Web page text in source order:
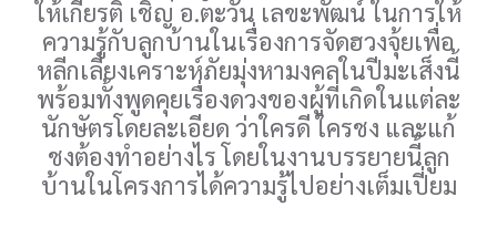
ให้เกียรติ เชิญ อ.ตะวัน เลขะพัฒน์ ในการให้
ความรู้กับลูกบ้านในเรื่องการจัดฮวงจุ้ยเพื่อ
หลีกเลี่ยงเคราะห์ภัยมุ่งหามงคลในปีมะเส็งนี้
พร้อมทั้งพูดคุยเรื่องดวงของผู้ที่เกิดในแต่ละ
นักษัตรโดยละเอียด ว่าใครดี ใครชง และแก้
ชงต้องทำอย่างไร โดยในงานบรรยายนี้ลูก
บ้านในโครงการได้ความรู้ไปอย่างเต็มเปี่ยม